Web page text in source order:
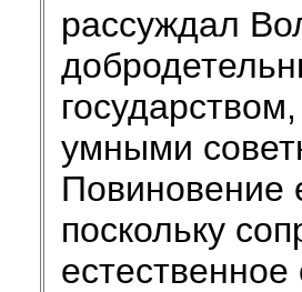
рассуждал
умными
Повиновение
поскольку
естественное